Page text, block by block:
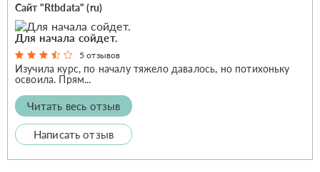
Сайт "Rtbdata" (ru)
Для начала сойдет.
5 отзывов
Изучила курс, по началу тяжело давалось, но потихоньку
освоила. Прям...
Читать весь отзыв
Написать отзыв